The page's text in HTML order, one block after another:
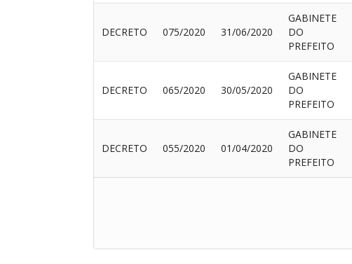
DECRETO 075/2020 31/06/2020
GABINETE
DO
PREFEITO
DECRETO 065/2020 30/05/2020
GABINETE
DO
PREFEITO
DECRETO 055/2020 01/04/2020
GABINETE
DO
PREFEITO